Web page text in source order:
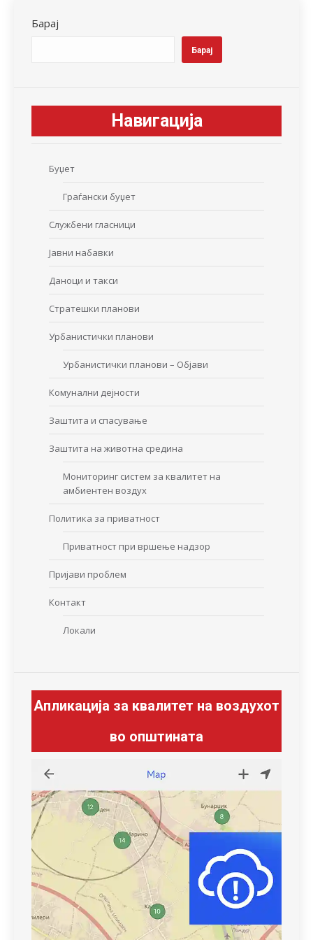
Барај
Барај
Навигација
Буџет
Граѓански буџет
Службени гласници
Јавни набавки
Даноци и такси
Стратешки планови
Урбанистички планови
Урбанистички планови – Објави
Комунални дејности
Заштита и спасување
Заштита на животна средина
Мониторинг систем за квалитет на
амбиентен воздух
Политика за приватност
Приватност при вршење надзор
Пријави проблем
Контакт
Локали
Апликација за квалитет на воздухот
во општината